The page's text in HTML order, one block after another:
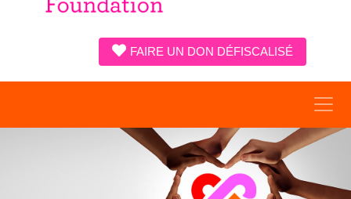
FAIRE UN DON DÉFISCALISÉ